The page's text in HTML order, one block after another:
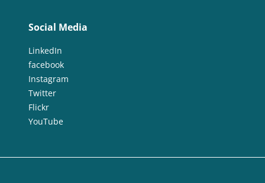
Social Media
LinkedIn
facebook
Instagram
Twitter
Flickr
YouTube